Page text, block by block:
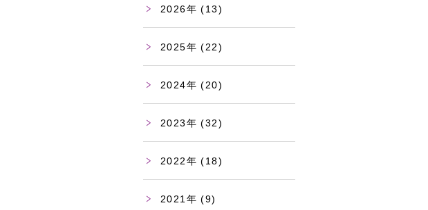
2026 (13)
2025 (22)
2024 (20)
2023 (32)
2022 (18)
2021 (9)